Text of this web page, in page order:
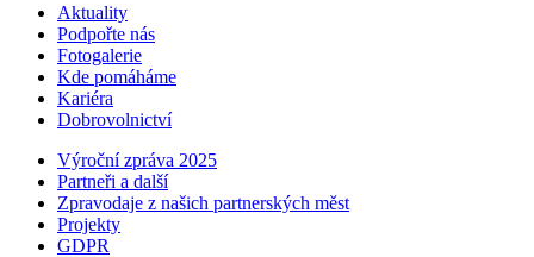
Aktuality
Podpořte nás
Fotogalerie
Kde pomáháme
Kariéra
Dobrovolnictví
Výroční zpráva 2025
Partneři a další
Zpravodaje z našich partnerských měst
Projekty
GDPR